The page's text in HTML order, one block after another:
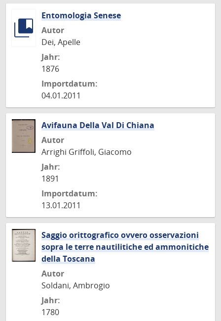
Entomologia Senese
Autor
Dei, Apelle
Jahr:
1876
Importdatum:
04.01.2011
Avifauna Della Val Di Chiana
Autor
Arrighi Griffoli, Giacomo
Jahr:
1891
Importdatum:
13.01.2011
Saggio orittografico ovvero osservazioni
sopra le terre nautilitiche ed ammonitiche
della Toscana
Autor
Soldani, Ambrogio
Jahr:
1780